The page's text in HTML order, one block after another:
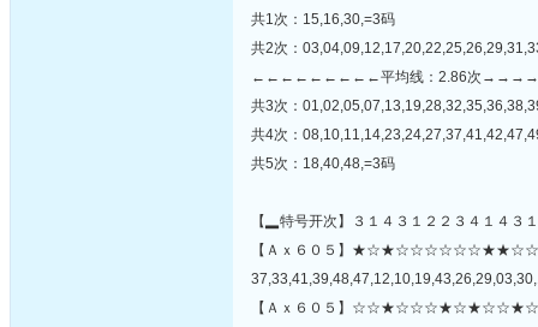
共1次：15,16,30,=3码
共2次：
←←←←←←←←←平均线：2.86次
共3次：
共4次：
共5次：18,40,48,=3码
【▂特号开次】３１４３１２２３４１４３
【Ａｘ６０５】
【Ａｘ６０５】